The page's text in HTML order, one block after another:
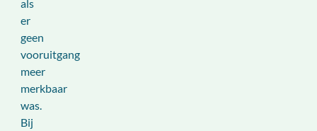
als
er
geen
vooruitgang
meer
merkbaar
was.
Bij